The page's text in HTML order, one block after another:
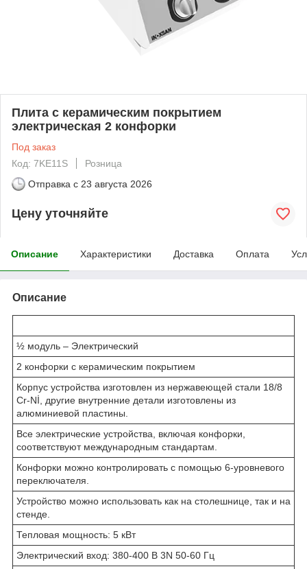
Плита с керамическим покрытием
электрическая 2 конфорки
Под заказ
Код: 7KE11S
Розница
Отправка с 23 августа 2026
Цену уточняйте
Описание Характеристики Доставка Оплата
Описание
½ модуль – Электрический
2 конфорки с керамическим покрытием
Корпус устройства изготовлен из нержавеющей стали 18/8
Cr-Nİ, другие внутренние детали изготовлены из
алюминиевой пластины.
Все электрические устройства, включая конфорки,
соответствуют международным стандартам.
Конфорки можно контролировать с помощью 6-уровневого
переключателя.
Устройство можно использовать как на столешнице, так и на
стенде.
Тепловая мощность: 5 кВт
Электрический вход: 380-400 В 3N 50-60 Гц